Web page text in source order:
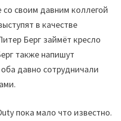
своим давним коллегой
в качестве
Берг займёт кресло
также напишут
давно сотрудничали
пока мало что известно.